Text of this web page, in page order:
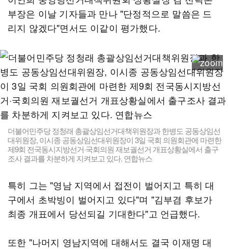
부장은 이날 기자들과 만나 "단정적으로 말씀은 드
리지 않겠다"면서도 이같이 평가했다.
더불어민주당 정청래 총괄상임선거대책위원장과 한병도 공동상임선
대위원장, 이시종 공동상임선대위원장이 3일 국회 의원회관에 마련한
제9회 전국동시지방선거·국회의원 재보궐선거 개표상황실에서 출구
조사 결과를 차분하게 지켜보고 있다. 연합뉴스
특히 그는 "영남 지역에서 접전이 벌어지고 특히 대
구에서 초박빙이 벌어지고 있다"며 "김부겸 후보가
최종 개표에서 당선되길 기대한다"고 언급했다.
또한 "나머지 영남지역에 대해서도 결국 이재명 대